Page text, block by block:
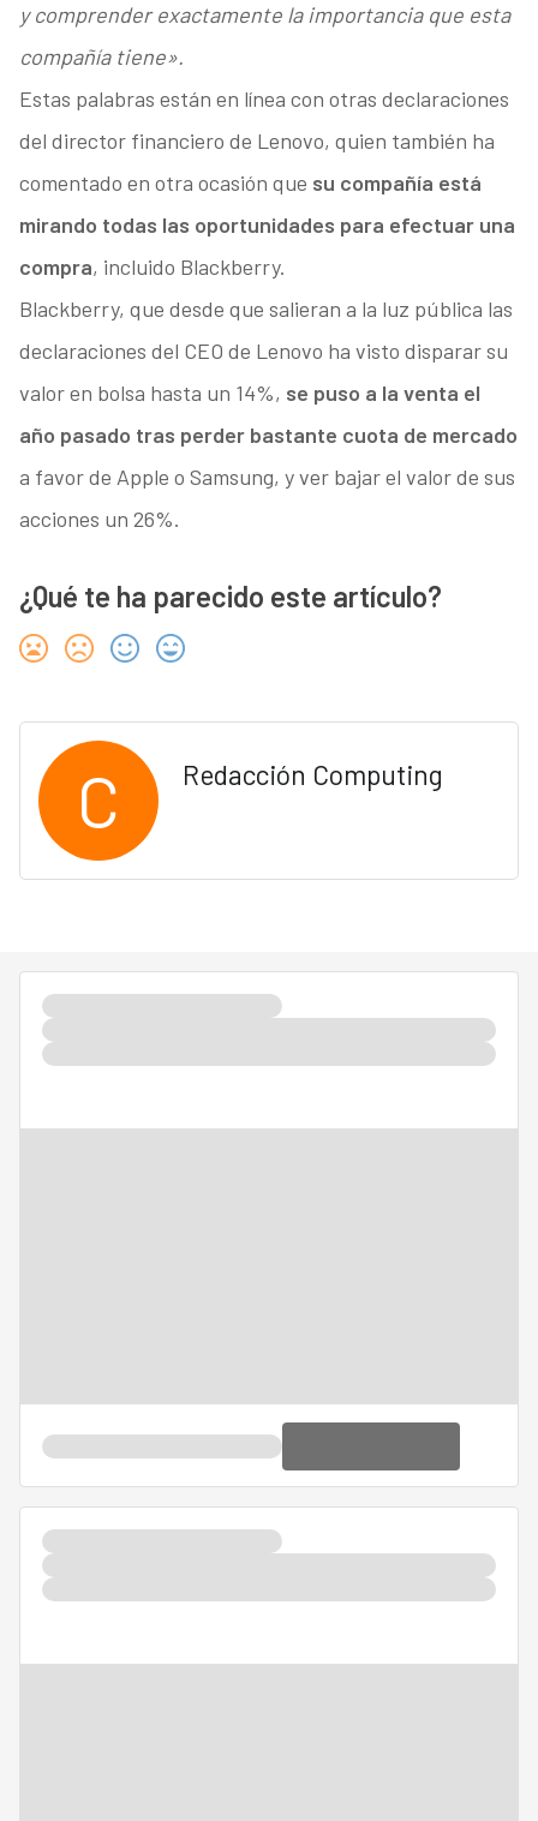
y comprender exactamente la importancia que esta
compañía tiene».
Estas palabras están en línea con otras declaraciones
del director financiero de Lenovo, quien también ha
comentado en otra ocasión que su compañía está
mirando todas las oportunidades para efectuar una
compra, incluido Blackberry.
Blackberry, que desde que salieran a la luz pública las
declaraciones del CEO de Lenovo ha visto disparar su
valor en bolsa hasta un 14%, se puso a la venta el
año pasado tras perder bastante cuota de mercado
a favor de Apple o Samsung, y ver bajar el valor de sus
acciones un 26%.
¿Qué te ha parecido este artículo?
C Redacción Computing